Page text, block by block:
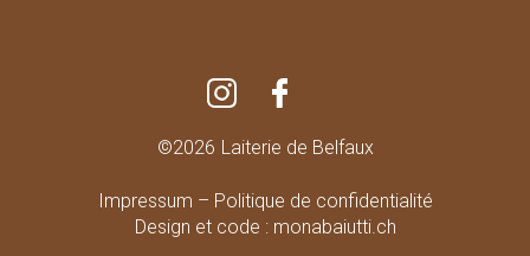
©2026 Laiterie de Belfaux
Impressum – Politique de confidentialité
Design et code : monabaiutti.ch